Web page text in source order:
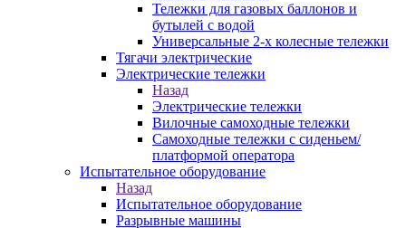
Тележки для газовых баллонов и
бутылей с водой
Универсальные 2-х колесные тележки
Тягачи электрические
Электрические тележки
Назад
Электрические тележки
Вилочные самоходные тележки
Самоходные тележки с сиденьем/
платформой оператора
Испытательное оборудование
Назад
Испытательное оборудование
Разрывные машины